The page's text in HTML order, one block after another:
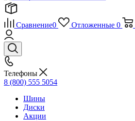
Сравнение0 Отложенные 0
Телефоны
8 (800) 555 5054
Шины
Диски
Акции